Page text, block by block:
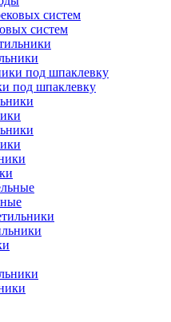
систем
под шпаклевку